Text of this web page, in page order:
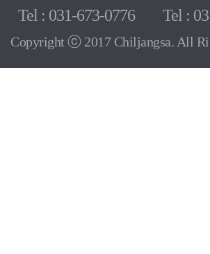
Tel : 031-673-0776 Tel :
Copyright ⓒ 2017 Chiljangsa. All